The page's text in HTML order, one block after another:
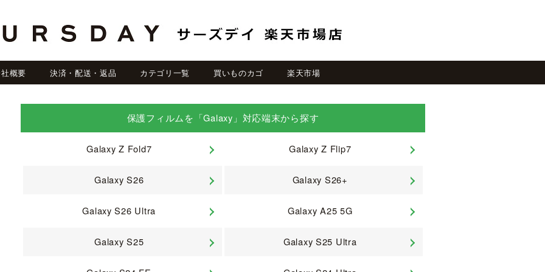
概要 決済・配送・返品 カテゴリ一覧 買いものカゴ 楽天市場
保護フィルムを「Galaxy」対応端末から探す
Galaxy Z Fold7 Galaxy Z Flip7
Galaxy S26 Galaxy S26+
Galaxy S26 Ultra Galaxy A25 5G
Galaxy S25 Galaxy S25 Ultra